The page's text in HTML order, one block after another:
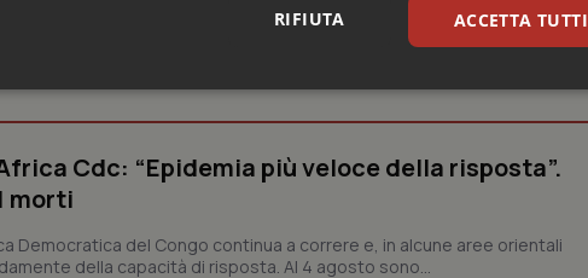
Cdc: “Epidemia più veloce della risposta”.
morti
Democratica del Congo continua a correre e, in alcune aree orientali
della capacità di risposta. Al 4 agosto sono...
ACCETTA TUTTI
RIFIUTA
Statistici Marketing
Necessari Statistici Marketing